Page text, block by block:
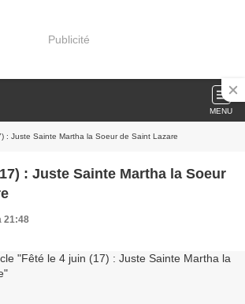
Publicité
MENU
: Juste Sainte Martha la Soeur de Saint Lazare
: Juste Sainte Martha la Soeur
21:48